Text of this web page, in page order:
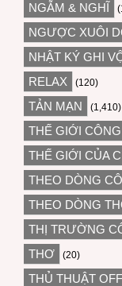
NGẪM & NGHĨ
NGƯỢC XUÔI
NHẬT KÝ GHI
RELAX (120)
TẢN MẠN (1,410)
THẾ GIỚI
THẾ GIỚI CỦA
THEO DÒNG
THEO DÒNG
THỊ TRƯỜNG
THƠ (20)
THỦ THUẬT